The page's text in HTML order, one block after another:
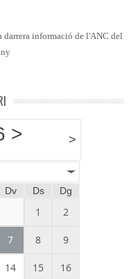
darrera informació de l'ANC del
> >
Dv Ds Dg
1 2
7 8 9
14 15 16